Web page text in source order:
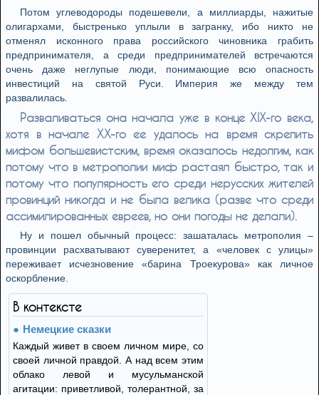
Потом углеводороды подешевели, а миллиарды, нажитые
олигархами, быстренько уплыли в загранку, ибо никто не
отменял исконного права российского чиновника грабить
предпринимателя, а среди предпринимателей встречаются
очень даже неглупые люди, понимающие всю опасность
инвестиций на святой Руси. Империя же между тем
развалилась.
Разваливаться она начала уже в конце XIX-го века,
хотя в начале XX-го ее удалось на время скрепить
мифом большевистским, время оказалось недолгим, как
потому что в метрополии миф растаял быстро, так и
потому что популярность его среди нерусских жителей
провинций никогда и не была велика (разве что среди
ассимилированных евреев, но они погоды не делали).
Ну и пошел обычный процесс: зашаталась метрополия –
провинции расхватывают суверенитет, а «человек с улицы»
переживает исчезновение «барина Троекурова» как личное
оскорбление.
В контексте
Немецкие сказки
Каждый живет в своем личном мире, со
своей личной правдой. А над всем этим
облако левой и мусульманской
агитации: приветливой, толерантной, за